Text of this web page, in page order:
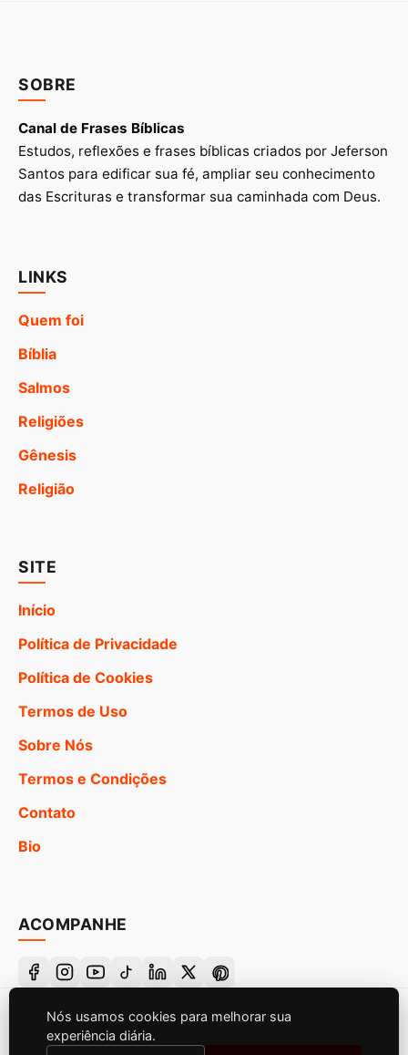
SOBRE
Canal de Frases Bíblicas
Estudos, reflexões e frases bíblicas criados por Jeferson
Santos para edificar sua fé, ampliar seu conhecimento
das Escrituras e transformar sua caminhada com Deus.
LINKS
Quem foi
Bíblia
Salmos
Religiões
Gênesis
Religião
SITE
Início
Política de Privacidade
Política de Cookies
Termos de Uso
Sobre Nós
Termos e Condições
Contato
Bio
ACOMPANHE
© 2026 Canal de Frases Bíblicas. Todos os direitos
reservados.
Nós usamos cookies para melhorar sua
experiência diária.